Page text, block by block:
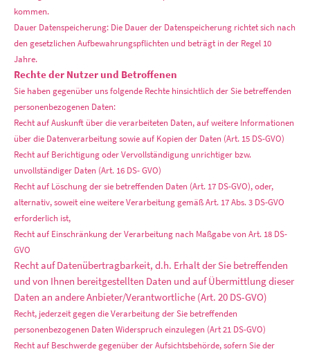
kommen.
Dauer Datenspeicherung: Die Dauer der Datenspeicherung richtet sich nach
den gesetzlichen Aufbewahrungspflichten und beträgt in der Regel 10
Jahre.
Rechte der Nutzer und Betroffenen
Sie haben gegenüber uns folgende Rechte hinsichtlich der Sie betreffenden
personenbezogenen Daten:
Recht auf Auskunft über die verarbeiteten Daten, auf weitere Informationen
über die Datenverarbeitung sowie auf Kopien der Daten (Art. 15 DS-GVO)
Recht auf Berichtigung oder Vervollständigung unrichtiger bzw.
unvollständiger Daten (Art. 16 DS- GVO)
Recht auf Löschung der sie betreffenden Daten (Art. 17 DS-GVO), oder,
alternativ, soweit eine weitere Verarbeitung gemäß Art. 17 Abs. 3 DS-GVO
erforderlich ist,
Recht auf Einschränkung der Verarbeitung nach Maßgabe von Art. 18 DS-
GVO
Recht auf Datenübertragbarkeit, d.h. Erhalt der Sie betreffenden
und von Ihnen bereitgestellten Daten und auf Übermittlung dieser
Daten an andere Anbieter/Verantwortliche (Art. 20 DS-GVO)
Recht, jederzeit gegen die Verarbeitung der Sie betreffenden
personenbezogenen Daten Widerspruch einzulegen (Art 21 DS-GVO)
Recht auf Beschwerde gegenüber der Aufsichtsbehörde, sofern Sie der